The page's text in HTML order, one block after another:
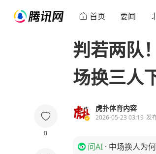
首页 要闻
0
判若两队
场换三人
虎扑体育内容
2026-05-23 03:19 发
问AI · 中场换人为